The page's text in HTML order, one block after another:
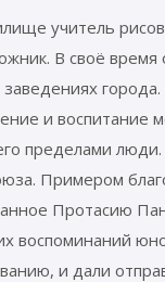
учитель
В своё
и воспитание
пределами
Примером
Протасию
воспоминаний
и дали